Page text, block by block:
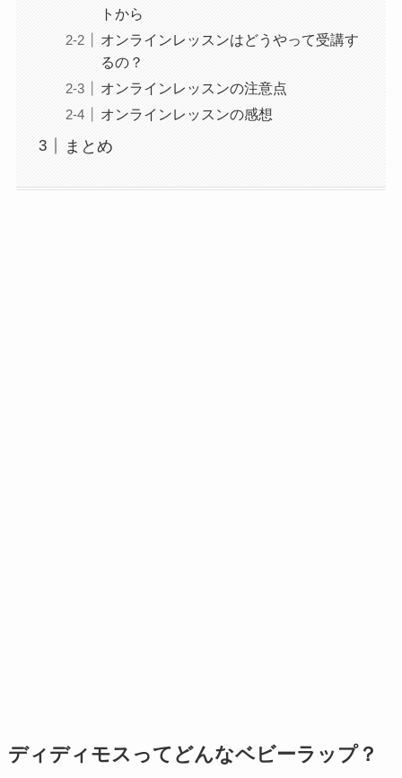
トから
オンラインレッスンはどうやって受講す
るの？
オンラインレッスンの注意点
オンラインレッスンの感想
まとめ
ディディモスってどんなベビーラップ？